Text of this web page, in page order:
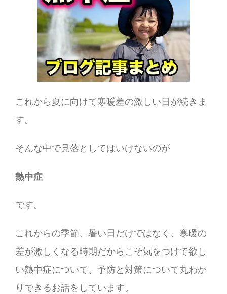
これから夏に向けて寒暖差の激しい日が続きま
す。
そんな中で見落としてはいけないのが
熱中症
です。
これからの季節、暑い日だけではなく、寒暖の
差が激しくなる時期だからこそ気をつけて欲し
い熱中症について、予防と対策について丸わか
りできるお話をしています。